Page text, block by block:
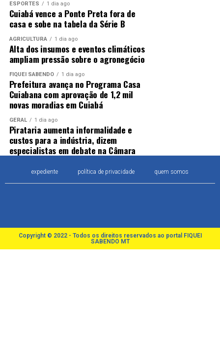
ESPORTES 1 dia ago
Cuiabá vence a Ponte Preta fora de
casa e sobe na tabela da Série B
AGRICULTURA 1 dia ago
Alta dos insumos e eventos climáticos
ampliam pressão sobre o agronegócio
FIQUEI SABENDO 1 dia ago
Prefeitura avança no Programa Casa
Cuiabana com aprovação de 1,2 mil
novas moradias em Cuiabá
GERAL 1 dia ago
Pirataria aumenta informalidade e
custos para a indústria, dizem
especialistas em debate na Câmara
expediente política de privacidade quem somos
Copyright © 2022 - Todos os direitos reservados ao portal FIQUEI
SABENDO MT